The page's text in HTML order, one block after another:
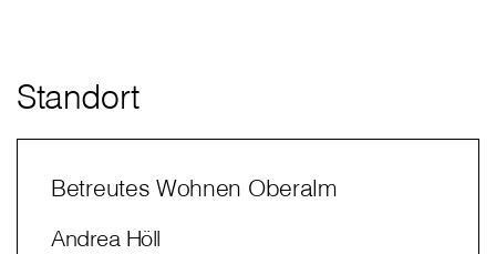
Standort
Betreutes Wohnen Oberalm
Andrea Höll